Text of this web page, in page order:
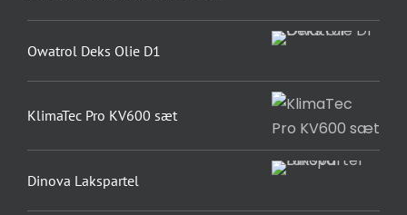
Owatrol Deks Olie D1
KlimaTec Pro KV600 sæt
Dinova Lakspartel